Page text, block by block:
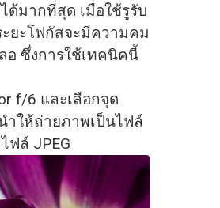
ด้มากที่สุด เมื่อใช้รูรับ
ยะโฟกัสจะมีความคม
อ ซึ่งการใช้เทคนิคนี้
f/6 และเลือกจุด
ให้ถ่ายภาพเป็นไฟล์
ฟล์ JPEG